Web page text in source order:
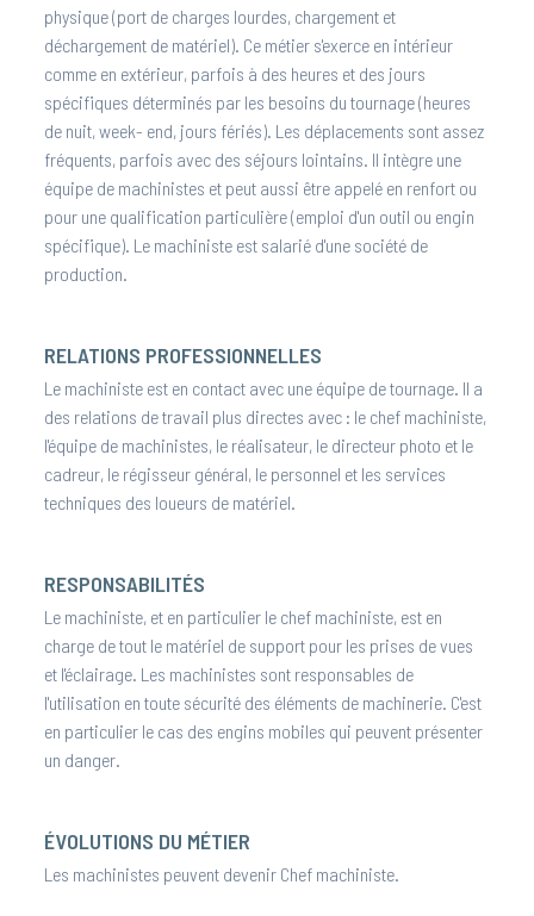
physique (port de charges lourdes, chargement et
déchargement de matériel). Ce métier s'exerce en intérieur
comme en extérieur, parfois à des heures et des jours
spécifiques déterminés par les besoins du tournage (heures
de nuit, week- end, jours fériés). Les déplacements sont assez
fréquents, parfois avec des séjours lointains. Il intègre une
équipe de machinistes et peut aussi être appelé en renfort ou
pour une qualification particulière (emploi d'un outil ou engin
spécifique). Le machiniste est salarié d'une société de
production.
RELATIONS PROFESSIONNELLES
Le machiniste est en contact avec une équipe de tournage. Il a
des relations de travail plus directes avec : le chef machiniste,
l'équipe de machinistes, le réalisateur, le directeur photo et le
cadreur, le régisseur général, le personnel et les services
techniques des loueurs de matériel.
RESPONSABILITÉS
Le machiniste, et en particulier le chef machiniste, est en
charge de tout le matériel de support pour les prises de vues
et l'éclairage. Les machinistes sont responsables de
l'utilisation en toute sécurité des éléments de machinerie. C'est
en particulier le cas des engins mobiles qui peuvent présenter
un danger.
ÉVOLUTIONS DU MÉTIER
Les machinistes peuvent devenir Chef machiniste.